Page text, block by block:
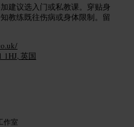
建议选入门或私教课。穿贴身
教练既往伤病或身体限制。留
1HJ, 英国
作室